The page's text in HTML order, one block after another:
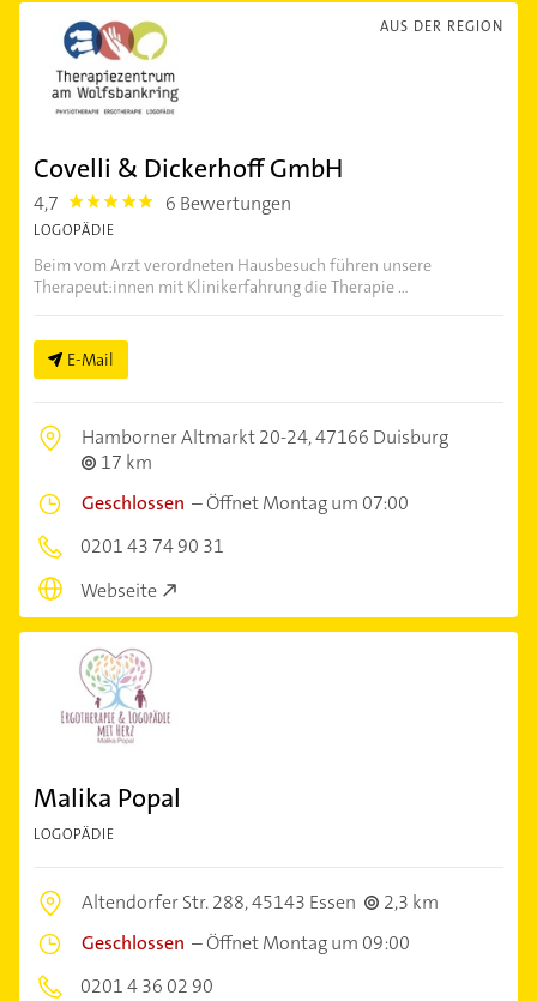
AUS DER REGION
Covelli & Dickerhoff GmbH
4,7 4.7000003 6 Bewertungen
LOGOPÄDIE
Beim vom Arzt verordneten Hausbesuch führen unsere
Therapeut:innen mit Klinikerfahrung die Therapie ...
E-Mail
Hamborner Altmarkt 20-24,47166 Duisburg
17 km
Geschlossen –Öffnet Montag um 07:00
0201 43 74 90 31
Webseite
Malika Popal
LOGOPÄDIE
Altendorfer Str. 288,45143 Essen
2,3 km
Geschlossen –Öffnet Montag um 09:00
0201 4 36 02 90